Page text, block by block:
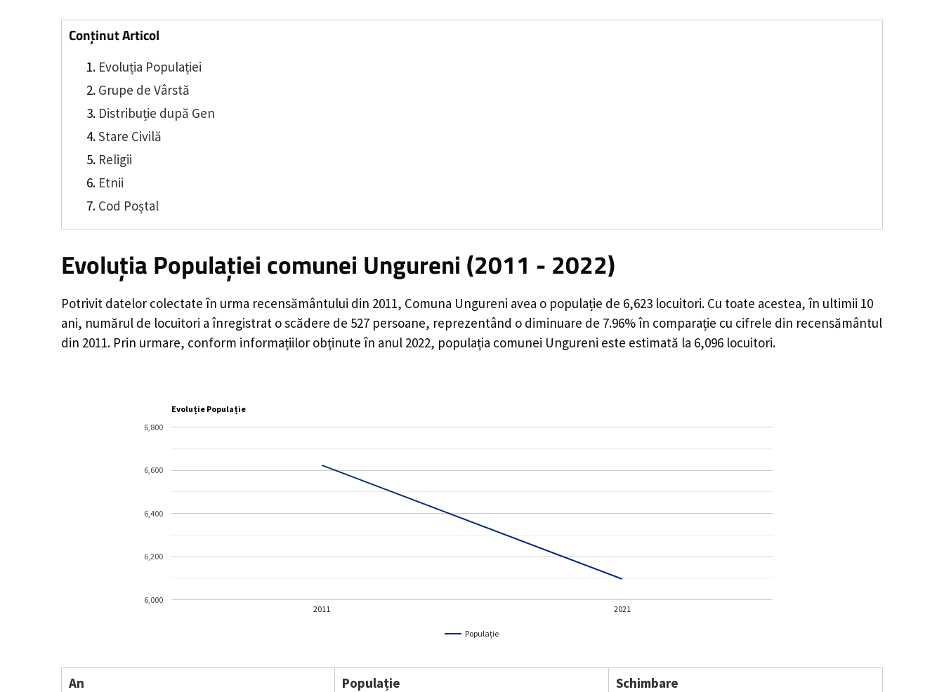
Conținut Articol
Evoluția Populației
Grupe de Vârstă
Distribuție după Gen
Stare Civilă
Religii
Etnii
Cod Poștal
Evoluția Populației comunei Ungureni (2011 - 2022)
Potrivit datelor colectate în urma recensământului din 2011, Comuna Ungureni avea o populație de 6,623 locuitori. Cu toate acestea, în ultimii 10
ani, numărul de locuitori a înregistrat oscădere de 527 persoane, reprezentând o diminuare de 7.96%în comparație cu cifrele din recensământul
din 2011. Prin urmare, conform informațiilor obținute în anul 2022, populația comunei Ungureni este estimată la 6,096 locuitori.
Evoluție Populație
Populație
2011 2021
6,000
6,200
6,400
6,600
6,800
An Populație
Schimbare